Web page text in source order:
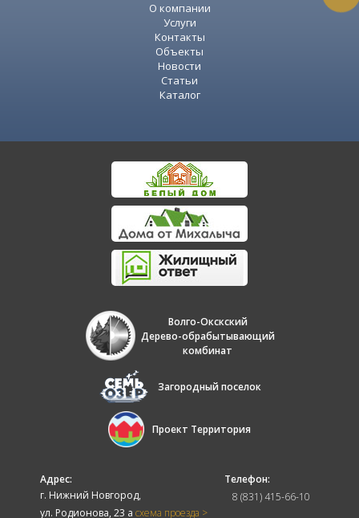
О компании
Услуги
Контакты
Объекты
Новости
Статьи
Каталог
Волго-Окскский
Дерево-обрабытывающий
комбинат
Загородный поселок
Проект Территория
Адрес:
г. Нижний Новгород,
ул. Родионова, 23 а схема проезда >
Телефон:
8 (831) 415-66-10